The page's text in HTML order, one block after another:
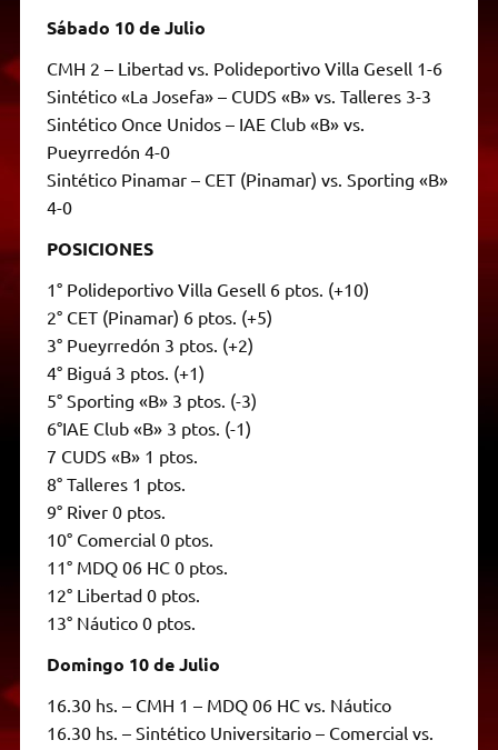
Sábado 10 de Julio
CMH 2 – Libertad vs. Polideportivo Villa Gesell 1-6
Sintético «La Josefa» – CUDS «B» vs. Talleres 3-3
Sintético Once Unidos – IAE Club «B» vs.
Pueyrredón 4-0
Sintético Pinamar – CET (Pinamar) vs. Sporting «B»
4-0
POSICIONES
1° Polideportivo Villa Gesell 6 ptos. (+10)
2° CET (Pinamar) 6 ptos. (+5)
3° Pueyrredón 3 ptos. (+2)
4° Biguá 3 ptos. (+1)
5° Sporting «B» 3 ptos. (-3)
6°IAE Club «B» 3 ptos. (-1)
7 CUDS «B» 1 ptos.
8° Talleres 1 ptos.
9° River 0 ptos.
10° Comercial 0 ptos.
11° MDQ 06 HC 0 ptos.
12° Libertad 0 ptos.
13° Náutico 0 ptos.
Domingo 10 de Julio
16.30 hs. – CMH 1 – MDQ 06 HC vs. Náutico
16.30 hs. – Sintético Universitario – Comercial vs.